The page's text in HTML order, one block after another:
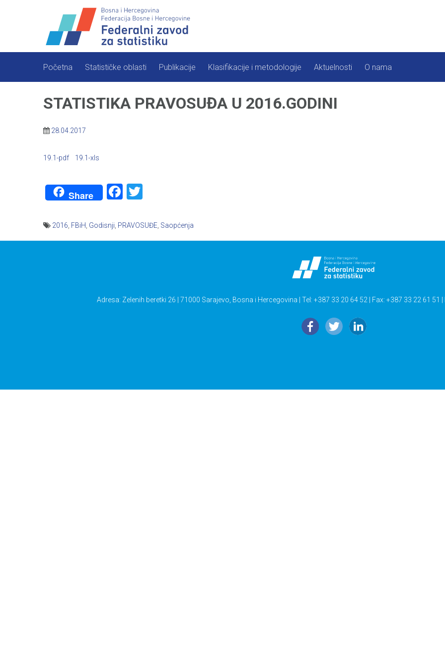
Početna Statističke oblasti Publikacije Klasifikacije i metodologije Aktuelnosti O nama
STATISTIKA PRAVOSUĐA U 2016.GODINI
28.04.2017
19.1-pdf 19.1-xls
Share Facebook
2016 FBiH Godisnji PRAVOSUĐE Saopćenja
Adresa: Zelenih beretki 26 | 71000 Sarajevo, Bosna i Hercegovina | Tel: +387 33 20 64 52 | Fax: +387 33 22 61 51 |